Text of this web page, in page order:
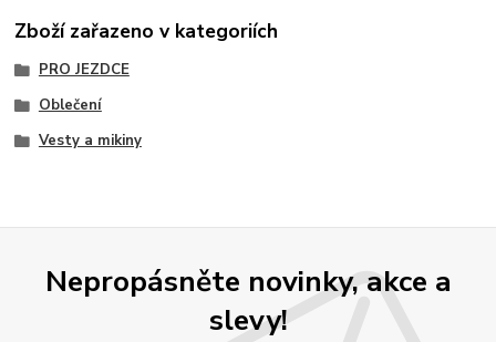
Zboží zařazeno v kategoriích
PRO JEZDCE
Oblečení
Vesty a mikiny
Nepropásněte novinky, akce a
slevy!